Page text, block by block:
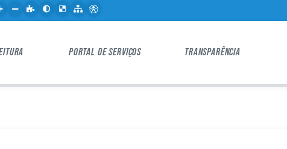
PORTAL DE SERVIÇOS TRANSPARÊNCIA